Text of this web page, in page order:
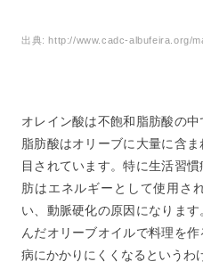
出典:http://www.cadc-albufeira.org/
オレイン酸は不飽和脂肪酸の
脂肪酸はオリーブに大量に含
目されています。特に生活習
肪はエネルギーとして使用さ
い、動脈硬化の原因になりま
んだオリーブオイルで料理を
病にかかりにくくなるというわ